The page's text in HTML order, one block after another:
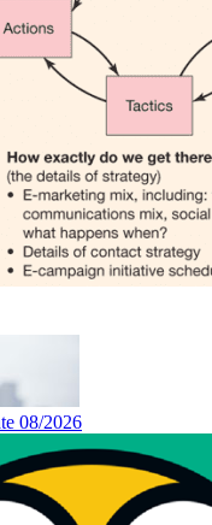
08/2026